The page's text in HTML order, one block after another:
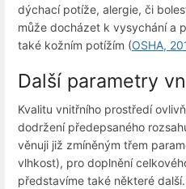
dýchací potíže, alergie, či
může docházet k vysychání a
také kožním potížím (OSHA,
Další parametry
Kvalitu vnitřního prostředí
dodržení předepsaného
věnuji již zmíněným třem
vlhkost), pro doplnění
představíme také některé další.